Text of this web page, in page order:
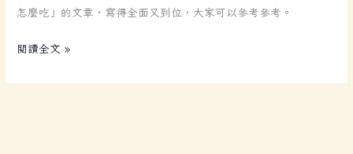
怎麼吃」的文章，寫得全面又到位，大家可以參考參考。
閱讀全文 »